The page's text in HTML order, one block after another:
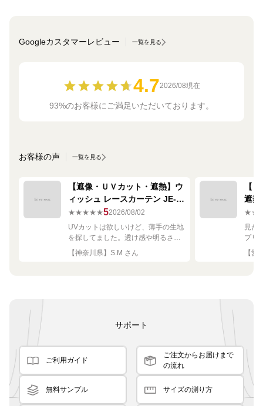
Googleカスタマーレビュー 一覧を見る
4.72026/08現在
93%のお客様にご満足いただいております。
お客様の声 一覧を見る
【遮像・ＵＶカット・遮熱】ウ
ィッシュ レースカーテン JE-
67249R シルバー
★★★★★52026/08/02
UVカットは欲しいけど、薄手の生地
を探してました。透け感や明るさも
ちょうど良く思った通りで満足で
す。
【神奈川県】S.M さん
【
遮熱
ー
見た
プリ
れい
【愛
サポート
ご利用ガイド
ご注文からお届けまで
の流れ
無料サンプル サイズの測り方